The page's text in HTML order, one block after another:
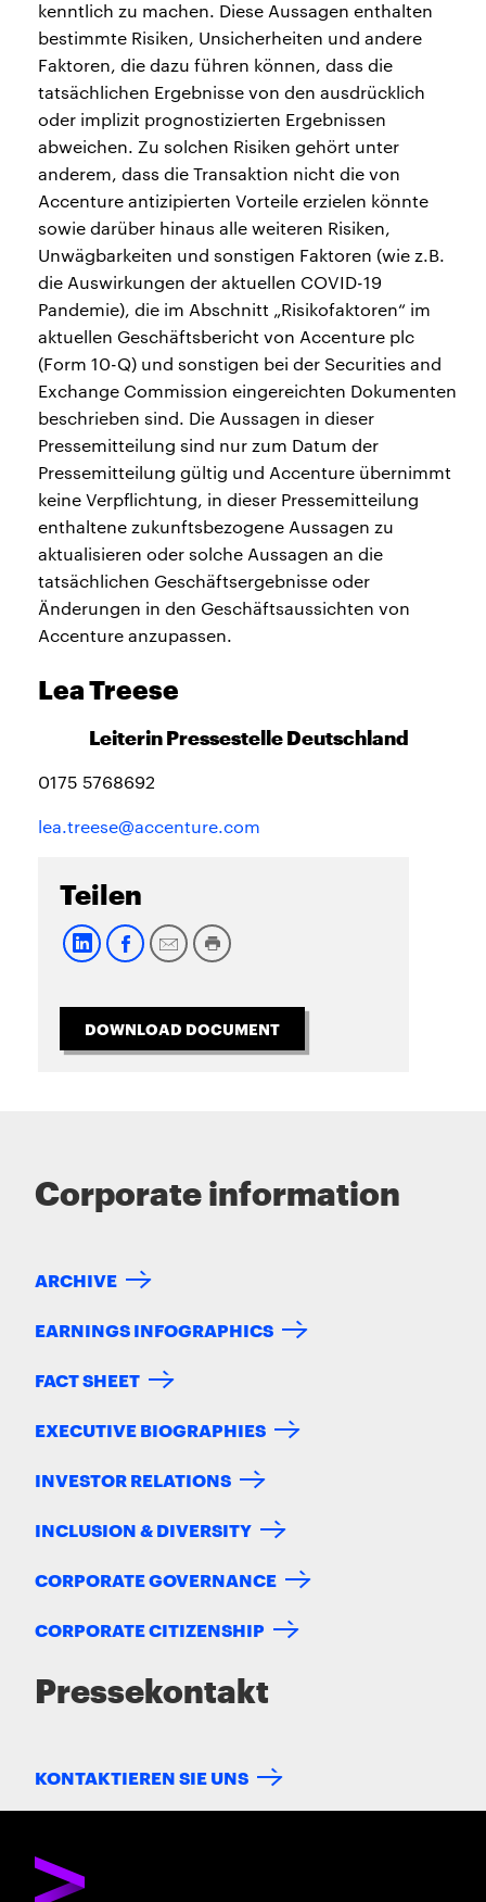
kenntlich zu machen. Diese Aussagen enthalten
bestimmte Risiken, Unsicherheiten und andere
Faktoren, die dazu führen können, dass die
tatsächlichen Ergebnisse von den ausdrücklich
oder implizit prognostizierten Ergebnissen
abweichen. Zu solchen Risiken gehört unter
anderem, dass die Transaktion nicht die von
Accenture antizipierten Vorteile erzielen könnte
sowie darüber hinaus alle weiteren Risiken,
Unwägbarkeiten und sonstigen Faktoren (wie z.B.
die Auswirkungen der aktuellen COVID-19
Pandemie), die im Abschnitt „Risikofaktoren“ im
aktuellen Geschäftsbericht von Accenture plc
(Form 10-Q) und sonstigen bei der Securities and
Exchange Commission eingereichten Dokumenten
beschrieben sind. Die Aussagen in dieser
Pressemitteilung sind nur zum Datum der
Pressemitteilung gültig und Accenture übernimmt
keine Verpflichtung, in dieser Pressemitteilung
enthaltene zukunftsbezogene Aussagen zu
aktualisieren oder solche Aussagen an die
tatsächlichen Geschäftsergebnisse oder
Änderungen in den Geschäftsaussichten von
Accenture anzupassen.
Lea Treese
Leiterin Pressestelle Deutschland
0175 5768692
lea.treese@accenture.com
Teilen
DOWNLOAD DOCUMENT
Corporate information
ARCHIVE
EARNINGS INFOGRAPHICS
FACT SHEET
EXECUTIVE BIOGRAPHIES
INVESTOR RELATIONS
INCLUSION & DIVERSITY
CORPORATE GOVERNANCE
CORPORATE CITIZENSHIP
Pressekontakt
KONTAKTIEREN SIE UNS